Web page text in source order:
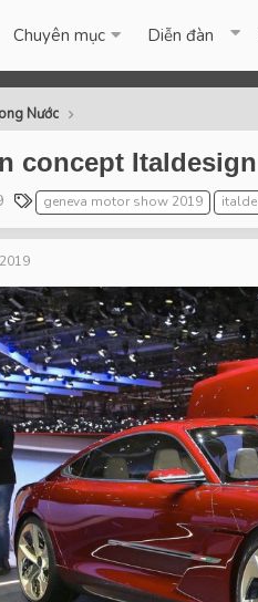
Chuyên mục Diễn đàn
Nước
concept
T
a
g
geneva motor show 2019